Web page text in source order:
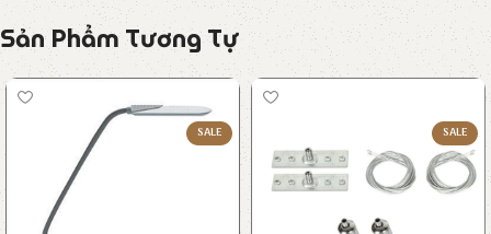
Sản Phẩm Tương Tự
SALE SALE